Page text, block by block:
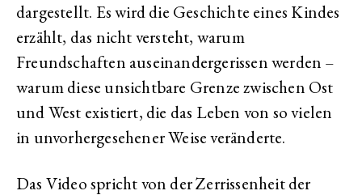
dargestellt. Es wird die Geschichte eines Kindes
erzählt, das nicht versteht, warum
Freundschaften auseinandergerissen werden –
warum diese unsichtbare Grenze zwischen Ost
und West existiert, die das Leben von so vielen
in unvorhergesehener Weise veränderte.
Das Video spricht von der Zerrissenheit der